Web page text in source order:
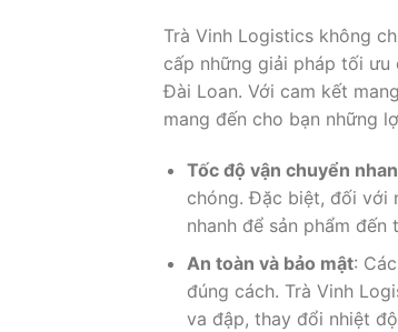
Trà Vinh Logistics không
cấp những giải pháp tối ưu
Đài Loan. Với cam kết
mang đến cho bạn những
Tốc độ vận chuyển
chóng. Đặc biệt, đối với
nhanh để sản phẩm
An toàn và bảo mật:
đúng cách. Trà Vinh
va đập, thay đổi nhiệt